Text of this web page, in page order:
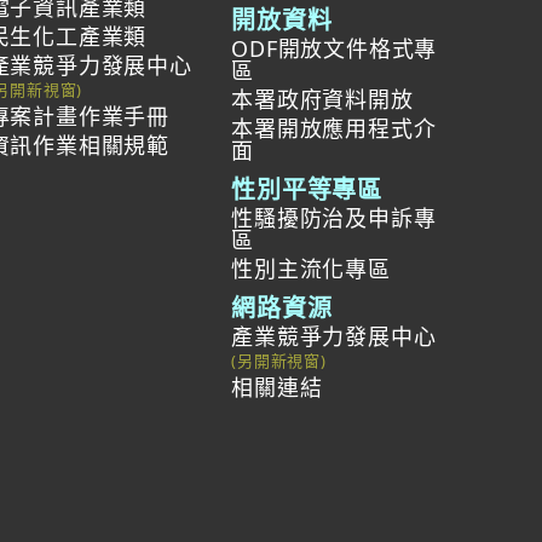
子資訊產業類
生化工產業類
業競爭力發展中心
案計畫作業手冊
訊作業相關規範
開放資料
ODF開放文件格式專
區
本署政府資料開放
本署開放應用程式介
面
性別平等專區
性騷擾防治及申訴專
區
性別主流化專區
網路資源
產業競爭力發展中心
相關連結